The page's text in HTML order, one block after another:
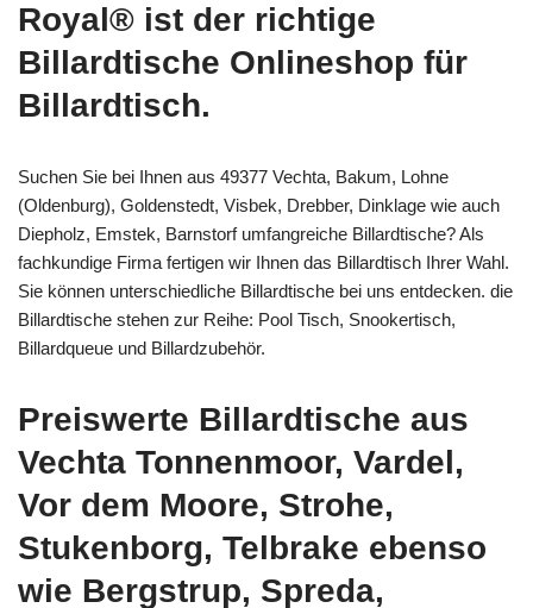
Royal® ist der richtige
Billardtische Onlineshop für
Billardtisch.
Suchen Sie bei Ihnen aus 49377 Vechta, Bakum, Lohne
(Oldenburg), Goldenstedt, Visbek, Drebber, Dinklage wie auch
Diepholz, Emstek, Barnstorf umfangreiche Billardtische? Als
fachkundige Firma fertigen wir Ihnen das Billardtisch Ihrer Wahl.
Sie können unterschiedliche Billardtische bei uns entdecken. die
Billardtische stehen zur Reihe: Pool Tisch, Snookertisch,
Billardqueue und Billardzubehör.
Preiswerte Billardtische aus
Vechta Tonnenmoor, Vardel,
Vor dem Moore, Strohe,
Stukenborg, Telbrake ebenso
wie Bergstrup, Spreda,